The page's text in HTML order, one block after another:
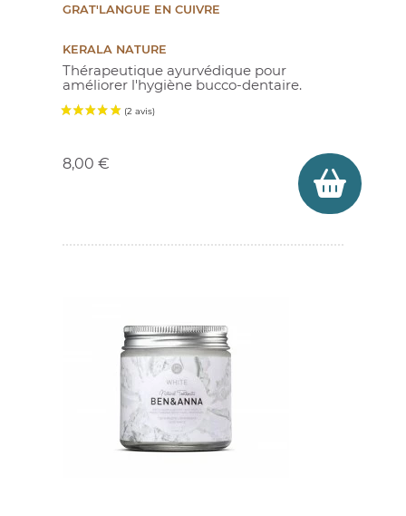
(9 avis)
GRAT'LANGUE EN CUIVRE
KERALA NATURE
Thérapeutique ayurvédique pour
améliorer l'hygiène bucco-dentaire.
8,00 €